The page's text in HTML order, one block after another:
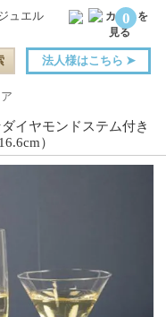
0
法人様はこちら ➤
イヤモンドステム付き
）